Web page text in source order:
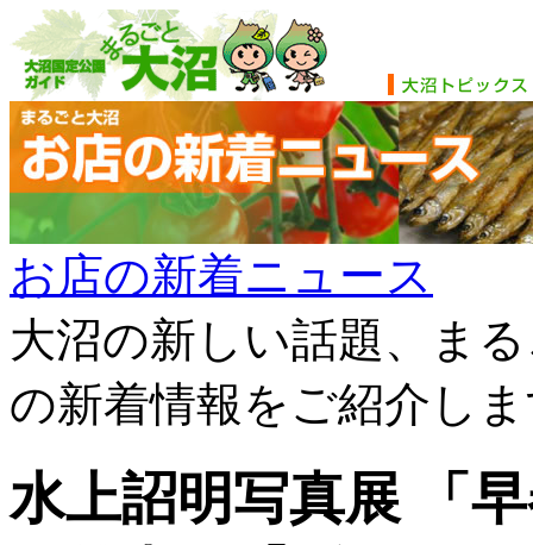
お店の新着ニュース
大沼の新しい話題、ま
の新着情報をご紹介し
水上詔明写真展 「